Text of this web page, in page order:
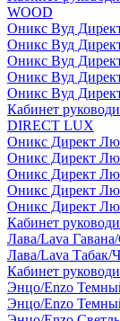
WOOD
Оникс Вуд
Оникс Вуд
Оникс Вуд
Оникс Вуд
Оникс Вуд
Кабинет
DIRECT LUX
Оникс Директ
Оникс Директ
Оникс Директ
Оникс Директ
Оникс Директ
Кабинет
Лава/Lava
Лава/Lava Табак/
Кабинет
Энцо/Enzo
Энцо/Enzo